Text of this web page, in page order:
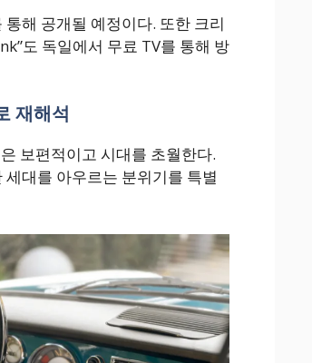
해 공개될 예정이다. 또한 크리
도 독일에서 무료 TV를 통해 방
재해석
보편적이고 시대를 초월한다.
대를 아우르는 분위기를 특별